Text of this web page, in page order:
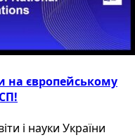
на європейському
і науки України